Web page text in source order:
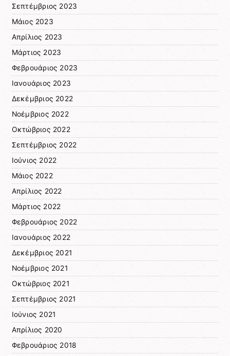
Σεπτέμβριος 2023
Μάιος 2023
Απρίλιος 2023
Μάρτιος 2023
Φεβρουάριος 2023
Ιανουάριος 2023
Δεκέμβριος 2022
Νοέμβριος 2022
Οκτώβριος 2022
Σεπτέμβριος 2022
Ιούνιος 2022
Μάιος 2022
Απρίλιος 2022
Μάρτιος 2022
Φεβρουάριος 2022
Ιανουάριος 2022
Δεκέμβριος 2021
Νοέμβριος 2021
Οκτώβριος 2021
Σεπτέμβριος 2021
Ιούνιος 2021
Απρίλιος 2020
Φεβρουάριος 2018